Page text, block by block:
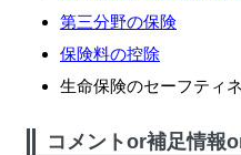
第三分野の保険
保険料の控除
生命保険のセーフティ
コメントor補足情報